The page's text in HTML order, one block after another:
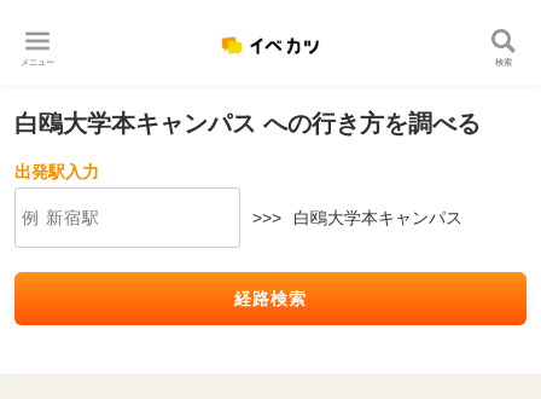
メニュー 検索
白鴎大学本キャンパス への行き方を調べる
出発駅入力
>>> 白鴎大学本キャンパス
経路検索